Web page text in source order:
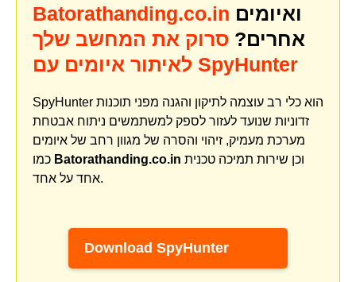
Batorathanding.co.in
אחרים? סרוק את המחשב שלך
לאיתור איומים עם SpyHunter
SpyHunter הוא כלי רב עוצמה לתיקון והגנה מפני תוכנות
זדוניות שנועד לעזור לספק למשתמשים ניתוח אבטחת
מערכת מעמיק, זיהוי והסרה של מגוון רחב של איומים
Batorathanding.co.in
אחד על אחד.
Download SpyHunter